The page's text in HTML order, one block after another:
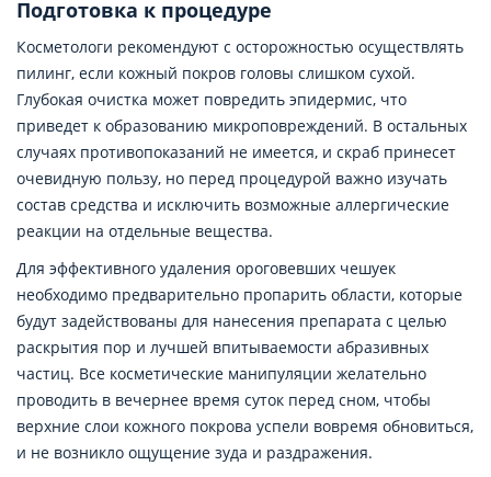
Подготовка к процедуре
Косметологи рекомендуют с осторожностью осуществлять
пилинг, если кожный покров головы слишком сухой.
Глубокая очистка может повредить эпидермис, что
приведет к образованию микроповреждений. В остальных
случаях противопоказаний не имеется, и скраб принесет
очевидную пользу, но перед процедурой важно изучать
состав средства и исключить возможные аллергические
реакции на отдельные вещества.
Для эффективного удаления ороговевших чешуек
необходимо предварительно пропарить области, которые
будут задействованы для нанесения препарата с целью
раскрытия пор и лучшей впитываемости абразивных
частиц. Все косметические манипуляции желательно
проводить в вечернее время суток перед сном, чтобы
верхние слои кожного покрова успели вовремя обновиться,
и не возникло ощущение зуда и раздражения.